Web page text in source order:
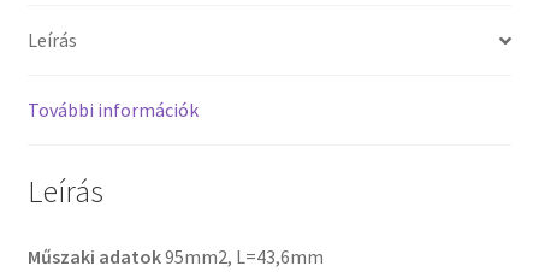
Leírás
További információk
Leírás
Műszaki adatok95mm2, L=43,6mm